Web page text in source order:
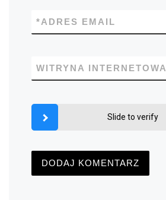
ADRES EMAIL
*
WITRYNA INTERNETOWA
Slide to verify